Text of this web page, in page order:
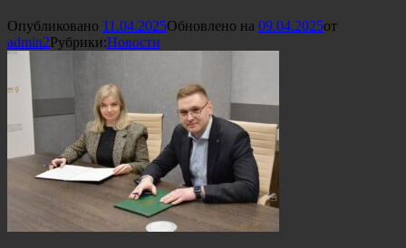
Опубликовано 11.04.2025Обновлено на 09.04.2025от
admin2Рубрики:Новости